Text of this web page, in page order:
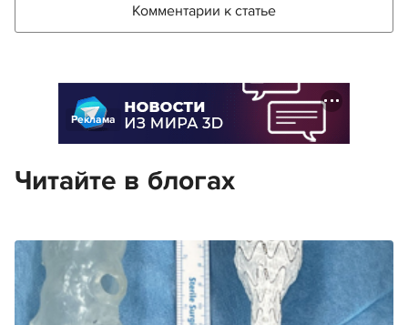
Комментарии к статье
Реклама
Читайте в блогах